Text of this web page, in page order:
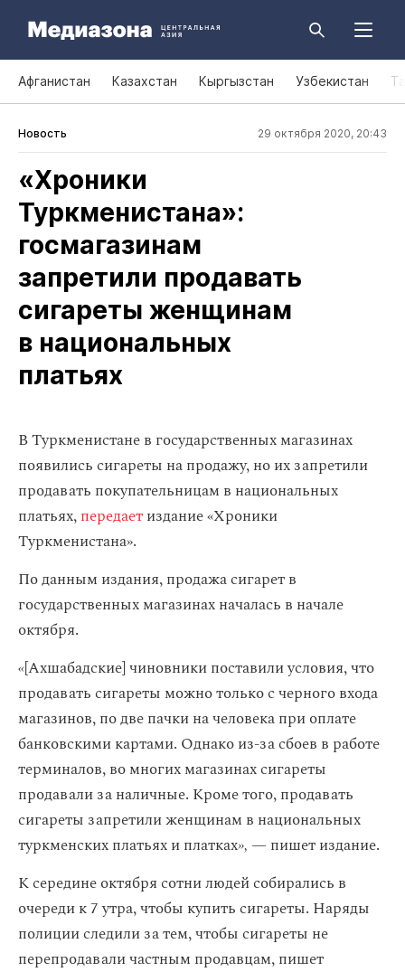
Афганистан Казахстан Кыргызстан Узбекистан
Новость 29 октября 2020, 20:43
«Хроники
Туркменистана»:
госмагазинам
запретили продавать
сигареты женщинам
в национальных
платьях
В Туркменистане в государственных магазинах
появились сигареты на продажу, но их запретили
продавать покупательницам в национальных
платьях,передаетиздание «Хроники
Туркменистана».
По данным издания, продажа сигарет в
государственных магазинах началась в начале
октября.
«[Ахшабадские] чиновники поставили условия, что
продавать сигареты можно только с черного входа
магазинов, по две пачки на человека при оплате
банковскими картами. Однако из-за сбоев в работе
терминалов, во многих магазинах сигареты
продавали за наличные. Кроме того, продавать
сигареты запретили женщинам в национальных
туркменских платьях и платках», — пишет издание.
К середине октября сотни людей собирались в
очереди к 7 утра, чтобы купить сигареты. Наряды
полиции следили за тем, чтобы сигареты не
перепродавали частным продавцам, пишет